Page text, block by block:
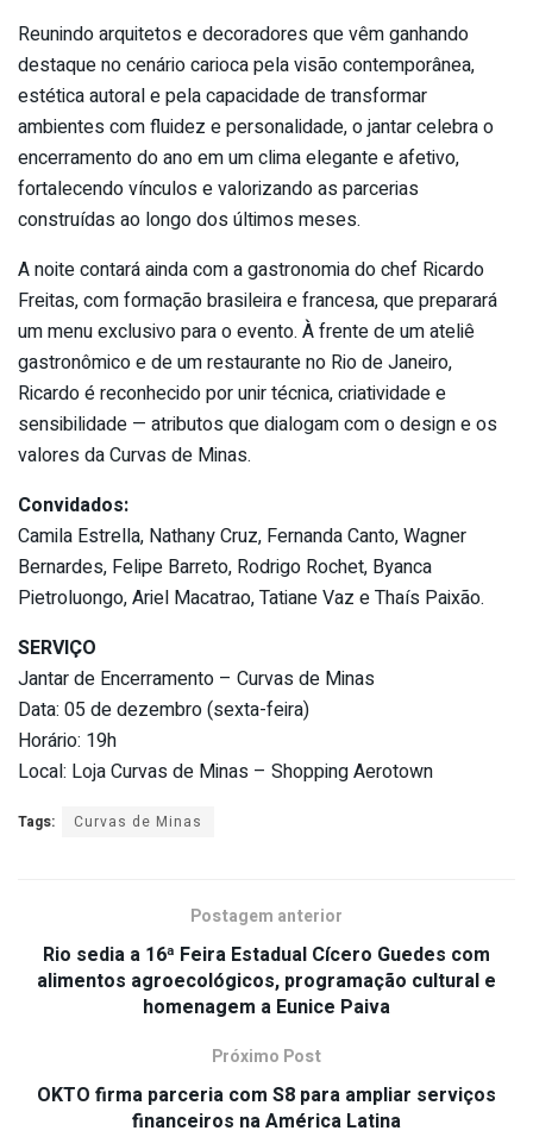
Reunindo arquitetos e decoradores que vêm ganhando
destaque no cenário carioca pela visão contemporânea,
estética autoral e pela capacidade de transformar
ambientes com fluidez e personalidade, o jantar celebra o
encerramento do ano em um clima elegante e afetivo,
fortalecendo vínculos e valorizando as parcerias
construídas ao longo dos últimos meses.
A noite contará ainda com a gastronomia do chef Ricardo
Freitas, com formação brasileira e francesa, que preparará
um menu exclusivo para o evento. À frente de um ateliê
gastronômico e de um restaurante no Rio de Janeiro,
Ricardo é reconhecido por unir técnica, criatividade e
sensibilidade — atributos que dialogam com o design e os
valores da Curvas de Minas.
Convidados:
Camila Estrella, Nathany Cruz, Fernanda Canto, Wagner
Bernardes, Felipe Barreto, Rodrigo Rochet, Byanca
Pietroluongo, Ariel Macatrao, Tatiane Vaz e Thaís Paixão.
SERVIÇO
Jantar de Encerramento – Curvas de Minas
Data: 05 de dezembro (sexta-feira)
Horário: 19h
Local: Loja Curvas de Minas – Shopping Aerotown
Tags: Curvas de Minas
Postagem anterior
Rio sedia a 16ª Feira Estadual Cícero Guedes com
alimentos agroecológicos, programação cultural e
homenagem a Eunice Paiva
Próximo Post
OKTO firma parceria com S8 para ampliar serviços
financeiros na América Latina